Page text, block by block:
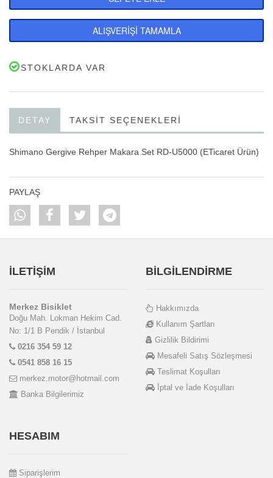
ALIŞVERİŞİ TAMAMLA
STOKLARDA VAR
DETAY TAKSIT SEÇENEKLERI
Shimano Gergive Rehper Makara Set RD-U5000 (ETicaret Ürün)
PAYLAŞ
İLETİŞİM
Merkez Bisiklet
Doğu Mah. Lokman Hekim Cad.
No: 1/1 B Pendik / İstanbul
0216 354 59 12
0541 858 16 15
merkez.motor@hotmail.com
Banka Bilgilerimiz
BİLGİLENDİRME
Hakkımızda
Kullanım Şartları
Gizlilik Bildirimi
Mesafeli Satış Sözleşmesi
Teslimat Koşulları
İptal ve İade Koşulları
HESABIM
Siparişlerim